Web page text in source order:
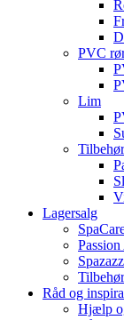
PVC
Lim
Tilbehør
Lagersalg
Spazazz
Råd og
Hjælp